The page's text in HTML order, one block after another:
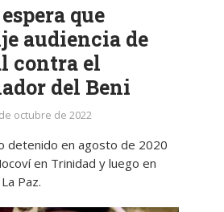
que
audiencia de
contra el
del Beni
octubre de 2022
detenido en agosto de 2020
en Trinidad y luego en
Paz.